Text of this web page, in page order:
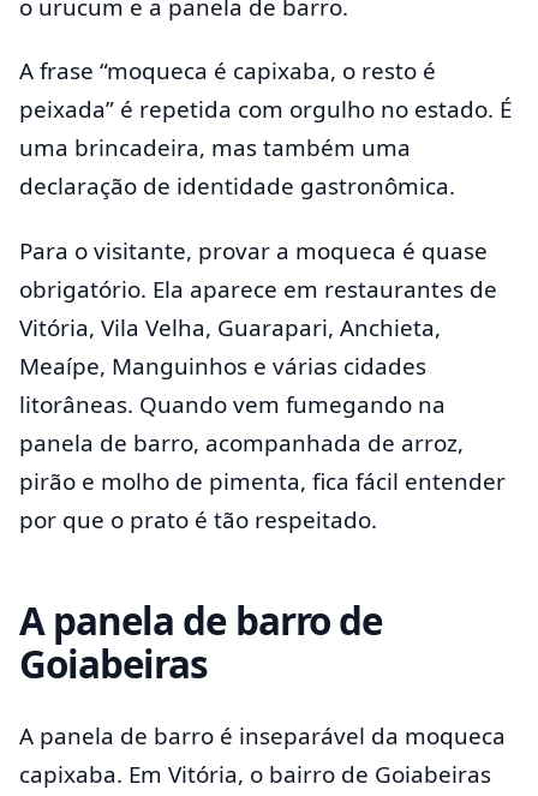
o urucum e a panela de barro.
A frase “moqueca é capixaba, o resto é
peixada” é repetida com orgulho no estado. É
uma brincadeira, mas também uma
declaração de identidade gastronômica.
Para o visitante, provar a moqueca é quase
obrigatório. Ela aparece em restaurantes de
Vitória, Vila Velha, Guarapari, Anchieta,
Meaípe, Manguinhos e várias cidades
litorâneas. Quando vem fumegando na
panela de barro, acompanhada de arroz,
pirão e molho de pimenta, fica fácil entender
por que o prato é tão respeitado.
A panela de barro de
Goiabeiras
A panela de barro é inseparável da moqueca
capixaba. Em Vitória, o bairro de Goiabeiras